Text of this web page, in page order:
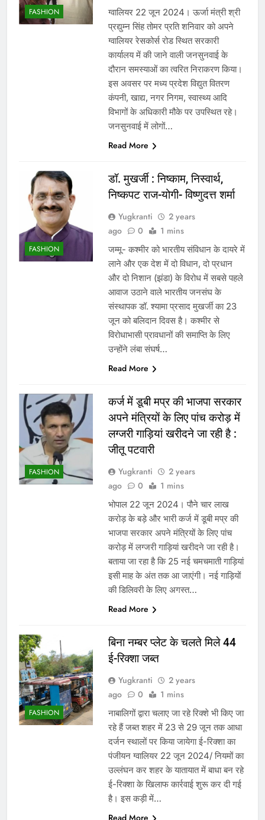
FASHION
ग्वालियर 22 जून 2024। ऊर्जा मंत्री श्री
प्रद्युम्न सिंह तोमर प्रति शनिवार को अपने
ग्वालियर रेसकोर्स रोड स्थित सरकारी
कार्यालय में की जाने वाली जनसुनवाई के
दौरान समस्याओं का त्वरित निराकरण किया।
इस अवसर पर मध्य प्रदेश विद्युत वितरण
कंपनी, खाद्य, नगर निगम, स्वास्थ्य आदि
विभागों के अधिकारी मौके पर उपस्थित रहे।
जनसुनवाई में लोगों…
Read More
FASHION
डॉ. मुखर्जी : निष्काम, निस्वार्थ,
निष्कपट राज-योगी- विष्णुदत्त शर्मा
Yugkranti
2 years
ago
0 1 mins
जम्मू- कश्मीर को भारतीय संविधान के दायरे में
लाने और एक देश में दो विधान, दो प्रधान
और दो निशान (झंडा) के विरोध में सबसे पहले
आवाज उठाने वाले भारतीय जनसंघ के
संस्थापक डॉ. श्यामा प्रसाद मुखर्जी का 23
जून को बलिदान दिवस है। कश्मीर से
विरोधाभासी प्रावधानों की समाप्ति के लिए
उन्होंने लंबा संघर्ष…
Read More
FASHION
कर्ज में डूबी मप्र की भाजपा सरकार
अपने मंत्रियों के लिए पांच करोड़ में
लग्जरी गाड़ियां खरीदने जा रही है :
जीतू पटवारी
Yugkranti
2 years
ago
0 1 mins
भोपाल 22 जून 2024। पौने चार लाख
करोड़ के बड़े और भारी कर्ज में डूबी मप्र की
भाजपा सरकार अपने मंत्रियों के लिए पांच
करोड़ में लग्जरी गाड़ियां खरीदने जा रही है।
बताया जा रहा है कि 25 नई चमचमाती गाड़ियां
इसी माह के अंत तक आ जाएंगी। नई गाड़ियों
की डिलिवरी के लिए अगस्त…
Read More
FASHION
बिना नम्बर प्लेट के चलते मिले 44
ई-रिक्शा जब्त
Yugkranti
2 years
ago
0 1 mins
नाबालिगों द्वारा चलाए जा रहे रिक्शे भी किए जा
रहे हैं जब्त शहर में 23 से 29 जून तक आधा
दर्जन स्थालों पर किया जायेगा ई-रिक्शा का
पंजीयन ग्वालियर 22 जून 2024/ नियमों का
उल्लंघन कर शहर के यातायात में बाधा बन रहे
ई-रिक्शा के खिलाफ कार्रवाई शुरू कर दी गई
है। इस कड़ी में…
Read More